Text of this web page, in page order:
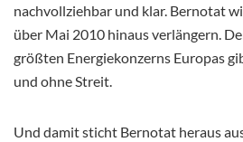
nachvollziehbar und klar. Bernotat
über Mai 2010 hinaus verlängern.
größten Energiekonzerns Europas
und ohne Streit.
Und damit sticht Bernotat heraus